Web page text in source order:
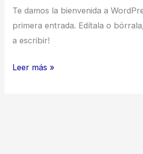
Te damos la bienvenida a
primera entrada. Edítala o
a escribir!
Leer más »